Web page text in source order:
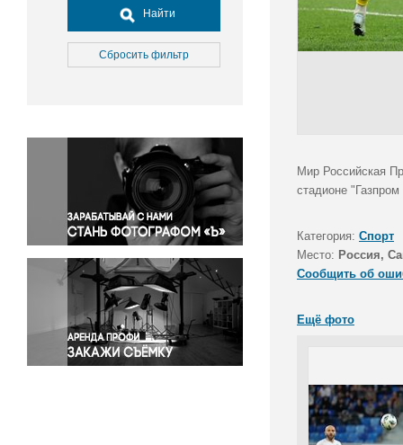
Досуг, туризм и отдых
Культура
Медицина
Окружающая среда
Политика
Правосудие
Происшествия и конфликты
Религия
Светская жизнь
Спорт
Экология
Экономика и бизнес
Найти
Сбросить фильтр
Мир Российская
стадионе
Категория: Спорт
Место: Россия,
Сообщить об
Ещё фото